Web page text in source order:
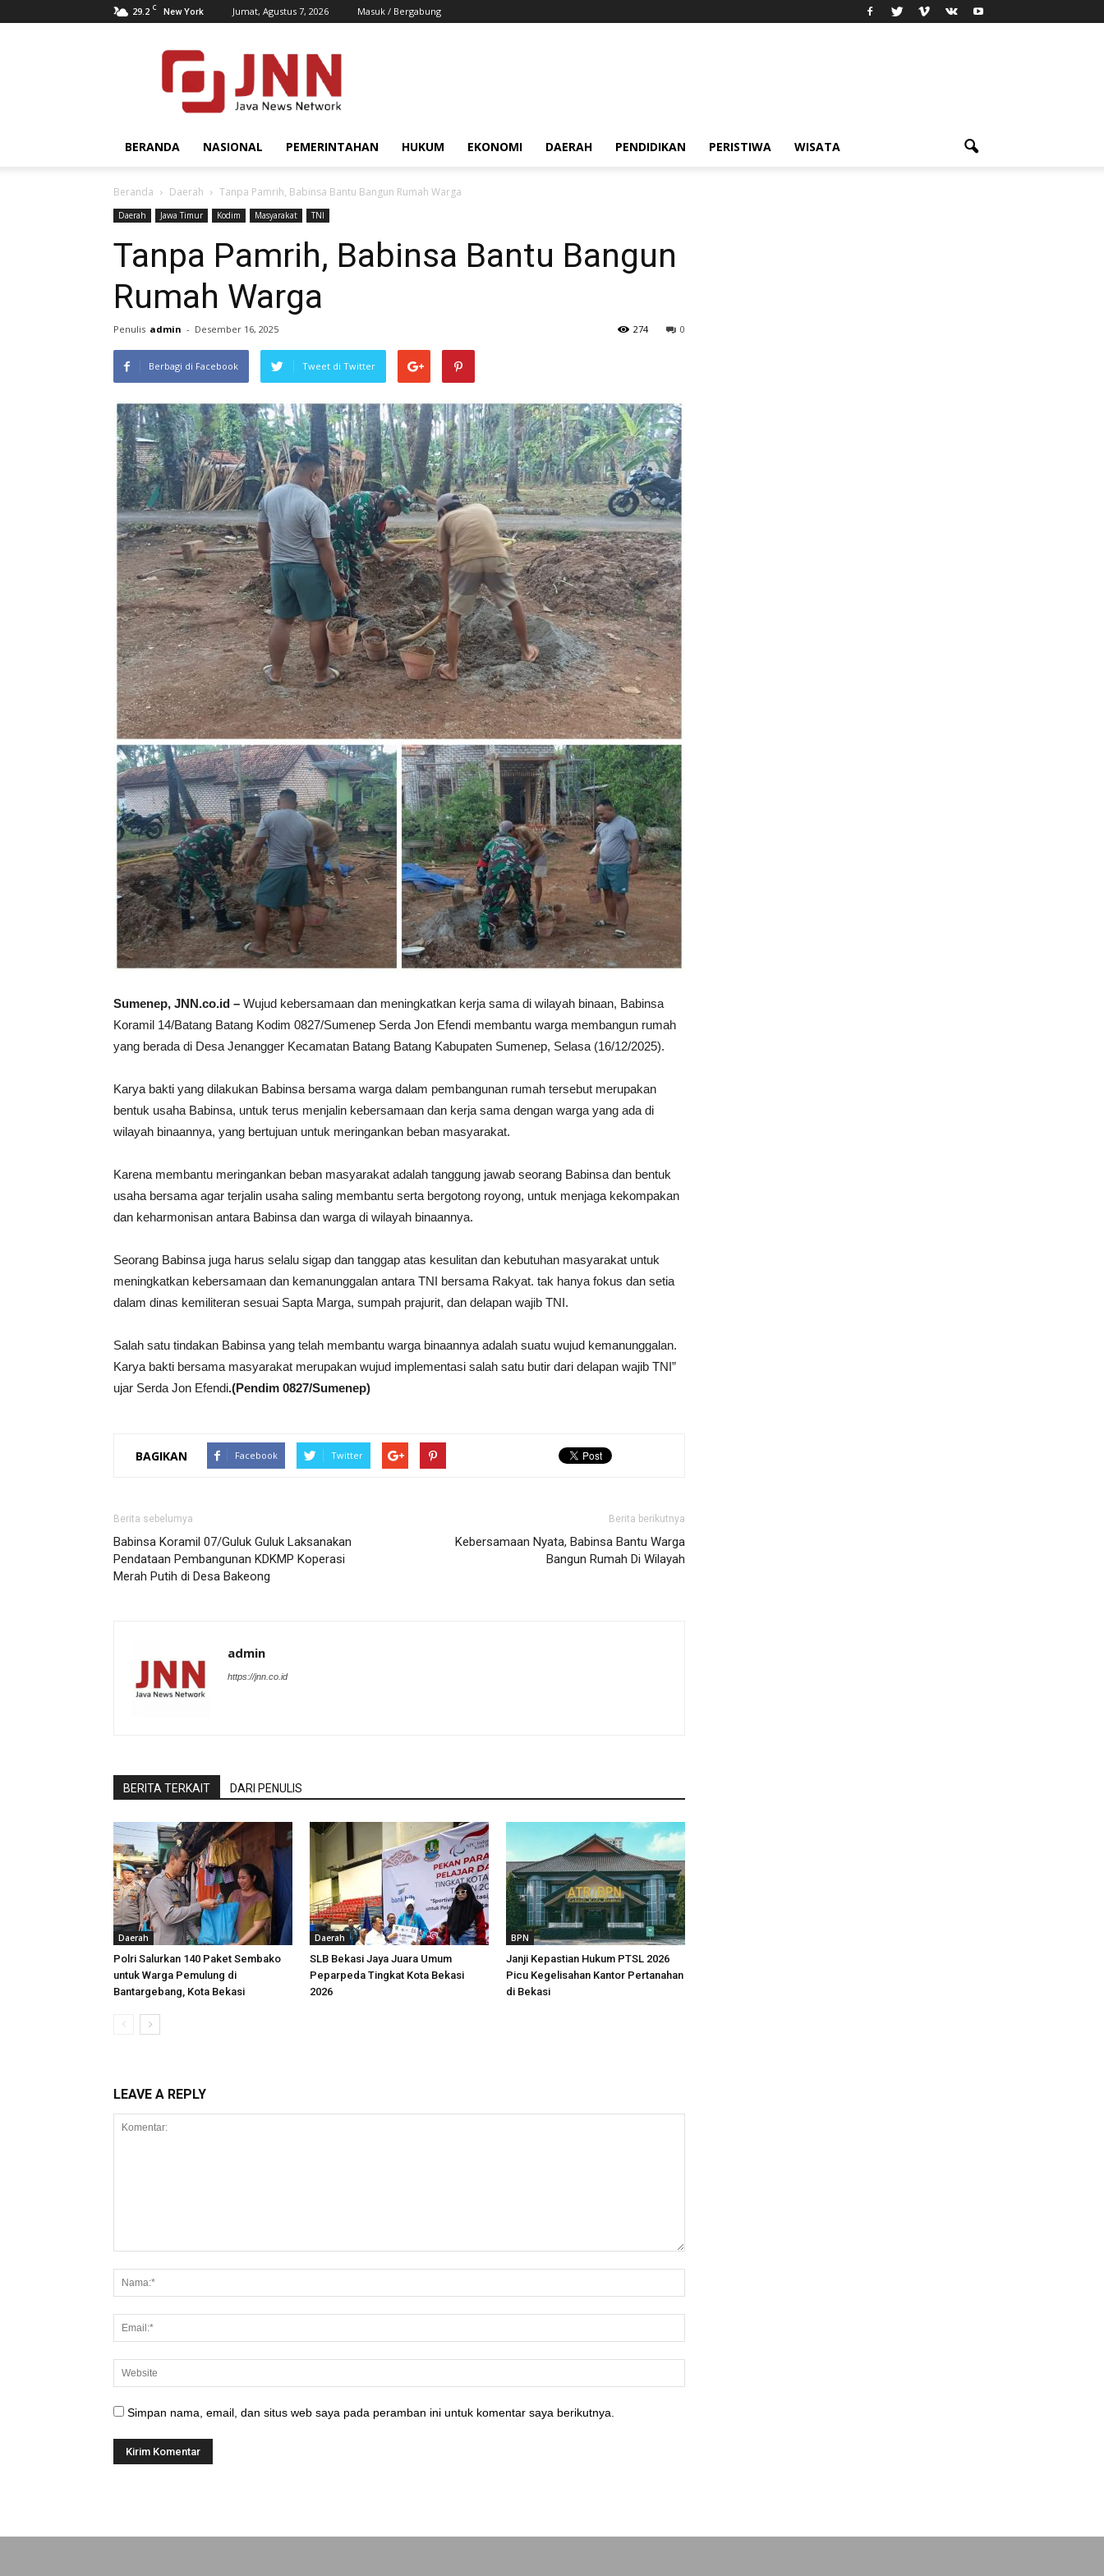
29.2 C New York Jumat, Agustus 7, 2026 Masuk / Bergabung
JNN.co.id
BERANDA NASIONAL PEMERINTAHAN HUKUM EKONOMI DAERAH PENDIDIKAN PERISTIWA WISATA
Beranda Daerah Tanpa Pamrih, Babinsa Bantu Bangun Rumah Warga
Daerah Jawa Timur Kodim Masyarakat TNI
Tanpa Pamrih, Babinsa Bantu Bangun
Rumah Warga
Penulis admin - Desember 16, 2025 0
274
Berbagi di Facebook Tweet di Twitter
Sumenep, JNN.co.id – Wujud kebersamaan dan meningkatkan kerja sama di wilayah binaan, Babinsa
Koramil 14/Batang Batang Kodim 0827/Sumenep Serda Jon Efendi membantu warga membangun rumah
yang berada di Desa Jenangger Kecamatan Batang Batang Kabupaten Sumenep, Selasa (16/12/2025).
Karya bakti yang dilakukan Babinsa bersama warga dalam pembangunan rumah tersebut merupakan
bentuk usaha Babinsa, untuk terus menjalin kebersamaan dan kerja sama dengan warga yang ada di
wilayah binaannya, yang bertujuan untuk meringankan beban masyarakat.
Karena membantu meringankan beban masyarakat adalah tanggung jawab seorang Babinsa dan bentuk
usaha bersama agar terjalin usaha saling membantu serta bergotong royong, untuk menjaga kekompakan
dan keharmonisan antara Babinsa dan warga di wilayah binaannya.
Seorang Babinsa juga harus selalu sigap dan tanggap atas kesulitan dan kebutuhan masyarakat untuk
meningkatkan kebersamaan dan kemanunggalan antara TNI bersama Rakyat. tak hanya fokus dan setia
dalam dinas kemiliteran sesuai Sapta Marga, sumpah prajurit, dan delapan wajib TNI.
Salah satu tindakan Babinsa yang telah membantu warga binaannya adalah suatu wujud kemanunggalan.
Karya bakti bersama masyarakat merupakan wujud implementasi salah satu butir dari delapan wajib TNI”
ujar Serda Jon Efendi.(Pendim 0827/Sumenep)
BAGIKAN Facebook Twitter
Berita sebelumya
Babinsa Koramil 07/Guluk Guluk Laksanakan
Pendataan Pembangunan KDKMP Koperasi
Merah Putih di Desa Bakeong
Berita berikutnya
Kebersamaan Nyata, Babinsa Bantu Warga
Bangun Rumah Di Wilayah
admin
https://jnn.co.id
BERITA TERKAIT DARI PENULIS
Daerah
Polri Salurkan 140 Paket Sembako
untuk Warga Pemulung di
Bantargebang, Kota Bekasi
Daerah
SLB Bekasi Jaya Juara Umum
Peparpeda Tingkat Kota Bekasi
2026
BPN
Janji Kepastian Hukum PTSL 2026
Picu Kegelisahan Kantor Pertanahan
di Bekasi
LEAVE A REPLY
Simpan nama, email, dan situs web saya pada peramban ini untuk komentar saya berikutnya.